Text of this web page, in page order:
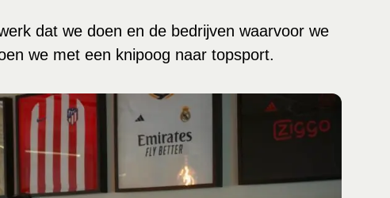
dat we doen en de bedrijven waarvoor we
we met een knipoog naar topsport.